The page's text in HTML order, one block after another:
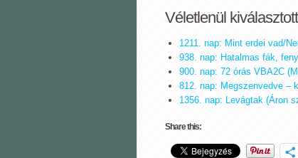
Véletlenül
1211. nap: Mint erdei vad/
938. nap: Hatalmas fák,
900. nap: 72 órás VBA2C
812. nap: Megszenvedve ‒
1356. nap: Levágtak (Áron
Share this: